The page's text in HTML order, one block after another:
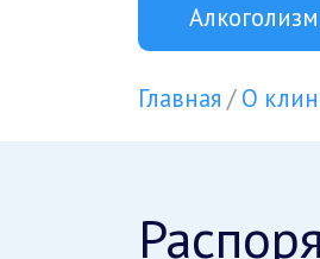
Алкоголизм
Главная О